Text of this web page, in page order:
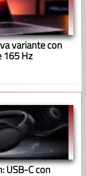
variante con
165 Hz
USB-C con